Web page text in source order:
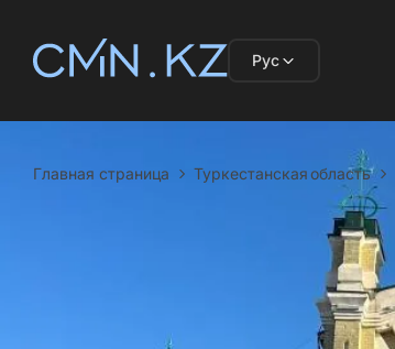
Рус
Главная страница Туркестанская область